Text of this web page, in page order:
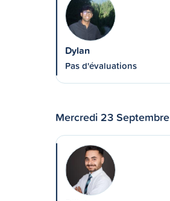
Dylan
Pas d'évaluations
Mercredi 23 Septembre